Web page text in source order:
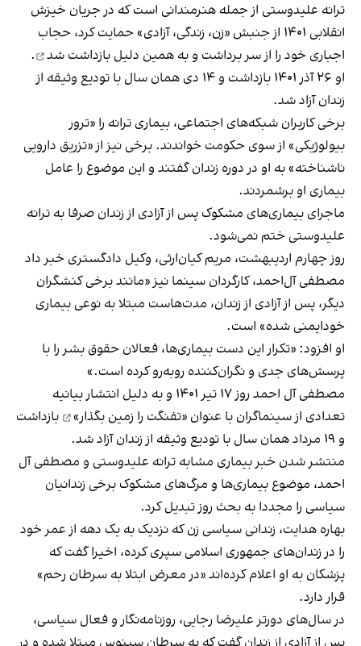
ترانه علیدوستی از جمله هنرمندانی است که در جریان خیزش
انقلابی ۱۴۰۱ از جنبش «زن، زندگی، آزادی» حمایت کرد، حجاب
اجباری خود را از سر برداشت وبه همین دلیل بازداشت شد
.
او ۲۶ آذر ۱۴۰۱ بازداشت و ۱۴ دی همان سال با تودیع وثیقه از
زندان آزاد شد.
برخی کاربران شبکه‌های اجتماعی، بیماری ترانه را «ترور
بیولوژیکی» از سوی حکومت خواندند. برخی نیز از «تزریق دارویی
ناشناخته» به او در دوره زندان گفتند و این موضوع را عامل
بیماری او برشمردند.
ماجرای بیماری‌های مشکوک پس از آزادی از زندان صرفا به ترانه
علیدوستی ختم نمی‌شود.
روز چهارم اردیبهشت، مریم کیان‌ارثی، وکیل دادگستری خبر داد
مصطفی آل‌احمد، کارگردان سینما نیز «مانند برخی کنشگران
دیگر، پس از آزادی از زندان، مدت‌هاست مبتلا به نوعی بیماری
خودایمنی شده» است.
او افزود: «تکرار این دست بیماری‌ها، فعالان حقوق بشر را با
پرسش‌های جدی و نگران‌کننده روبه‌رو کرده است.»
مصطفی آل احمد روز ۱۷ تیر ۱۴۰۱ و به دلیل
انتشار بیانیه
تعدادی از سینماگران با عنوان «تفنگت را زمین بگذار»
بازداشت
و ۱۹ مرداد همان سال با تودیع وثیقه از زندان آزاد شد.
منتشر شدن خبر بیماری مشابه ترانه علیدوستی و مصطفی آل
احمد، موضوع بیماری‌ها و مرگ‌های مشکوک برخی زندانیان
سیاسی را مجددا به بحث روز تبدیل کرد.
بهاره هدایت، زندانی سیاسی زن که نزدیک به یک دهه از عمر خود
را در زندان‌های جمهوری اسلامی سپری کرده، اخیرا گفت که
پزشکان به او اعلام کرده‌اند «در معرض ابتلا به سرطان رحم»
قرار دارد.
در سال‌های دورتر علیرضا رجایی، روزنامه‌نگار و فعال سیاسی،